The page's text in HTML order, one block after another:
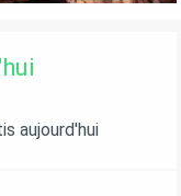
aujourd'hui